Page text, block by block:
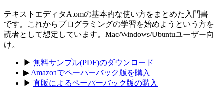
テキストエディタAtomの基本的な使い方をまとめた入門書
です。これからプログラミングの学習を始めようという方を
読者として想定しています。Mac/Windows/Ubuntuユーザー向
け。
▶ 無料サンプル(PDF)のダウンロード
▶ Amazonでペーパーバック版を購入
▶ 直販によるペーパーバック版の購入